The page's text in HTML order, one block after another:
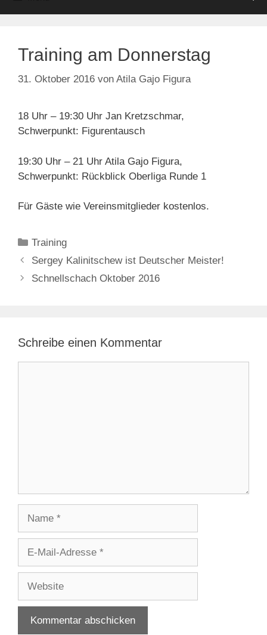
Training am Donnerstag
31. Oktober 2016 von Atila Gajo Figura
18 Uhr – 19:30 Uhr Jan Kretzschmar,
Schwerpunkt: Figurentausch
19:30 Uhr – 21 Uhr Atila Gajo Figura,
Schwerpunkt: Rückblick Oberliga Runde 1
Für Gäste wie Vereinsmitglieder kostenlos.
Kategorien
Training
Sergey Kalinitschew ist Deutscher Meister!
Schnellschach Oktober 2016
Schreibe einen Kommentar
Adresse